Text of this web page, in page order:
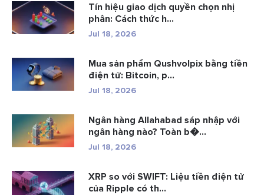
Tín hiệu giao dịch quyền chọn nhị
phân: Cách thức h...
Jul 18, 2026
Mua sản phẩm Qushvolpix bằng tiền
điện tử: Bitcoin, p...
Jul 18, 2026
Ngân hàng Allahabad sáp nhập với
ngân hàng nào? Toàn b�...
Jul 18, 2026
XRP so với SWIFT: Liệu tiền điện tử
của Ripple có th...